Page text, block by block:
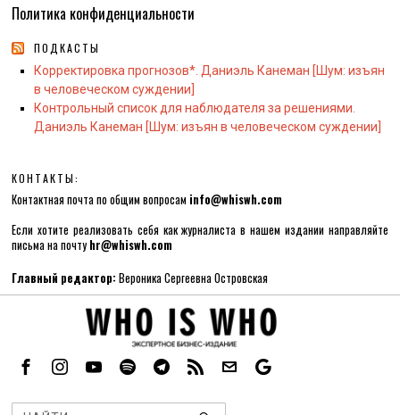
Политика конфиденциальности
ПОДКАСТЫ
Корректировка прогнозов*. Даниэль Канеман [Шум: изъян
в человеческом суждении]
Контрольный список для наблюдателя за решениями.
Даниэль Канеман [Шум: изъян в человеческом суждении]
КОНТАКТЫ:
Контактная почта по общим вопросам info@whiswh.com
Если хотите реализовать себя как журналиста в нашем издании направляйте
письма на почтуhr@whiswh.com
Главный редактор: Вероника Сергеевна Островская